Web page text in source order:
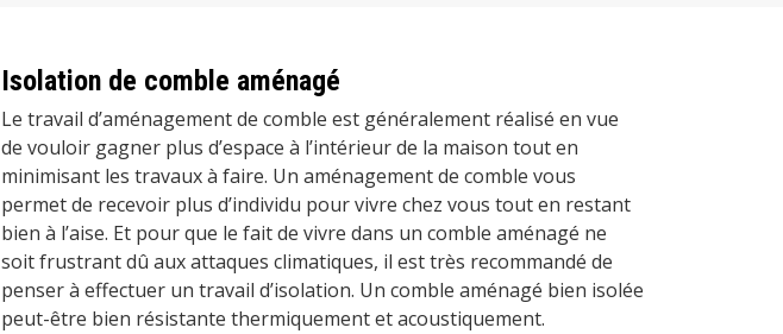
Isolation de comble aménagé
Le travail d’aménagement de comble est généralement réalisé en vue
de vouloir gagner plus d’espace à l’intérieur de la maison tout en
minimisant les travaux à faire. Un aménagement de comble vous
permet de recevoir plus d’individu pour vivre chez vous tout en restant
bien à l’aise. Et pour que le fait de vivre dans un comble aménagé ne
soit frustrant dû aux attaques climatiques, il est très recommandé de
penser à effectuer un travail d’isolation. Un comble aménagé bien isolée
peut-être bien résistante thermiquement et acoustiquement.